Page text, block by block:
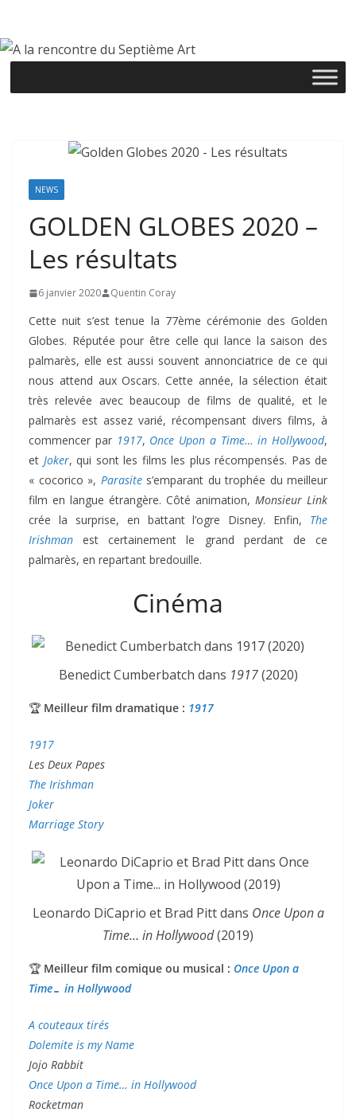
contenu
NEWS
GOLDEN GLOBES 2020 –
Les résultats
6 janvier 2020 Quentin Coray
Cette nuit s’est tenue la 77ème cérémonie des Golden
Globes. Réputée pour être celle qui lance la saison des
palmarès, elle est aussi souvent annonciatrice de ce qui
nous attend aux Oscars. Cette année, la sélection était
très relevée avec beaucoup de films de qualité, et le
palmarès est assez varié, récompensant divers films, à
commencer par 1917, Once Upon a Time… in Hollywood,
et Joker, qui sont les films les plus récompensés. Pas de
« cocorico », Parasites’emparant du trophée du meilleur
film en langue étrangère. Côté animation, Monsieur Link
crée la surprise, en battant l’ogre Disney. Enfin, The
Irishman est certainement le grand perdant de ce
palmarès, en repartant bredouille.
Cinéma
Benedict Cumberbatch dans 1917(2020)
🏆 Meilleur film dramatique : 1917
1917
Les Deux Papes
The Irishman
Joker
Marriage Story
Leonardo DiCaprio et Brad Pitt dans Once Upon a
Time… in Hollywood(2019)
🏆 Meilleur film comique ou musical : Once Upon a
Time… in Hollywood
A couteaux tirés
Dolemite is my Name
Jojo Rabbit
Once Upon a Time… in Hollywood
Rocketman